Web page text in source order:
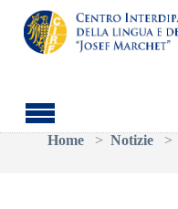
Skip to main content
You are here:
Home
Notizie